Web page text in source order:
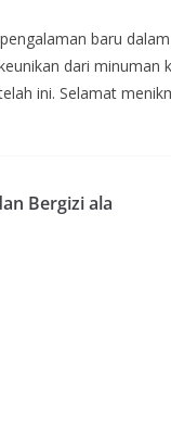
baru
dari
ini. Selamat
Bergizi ala